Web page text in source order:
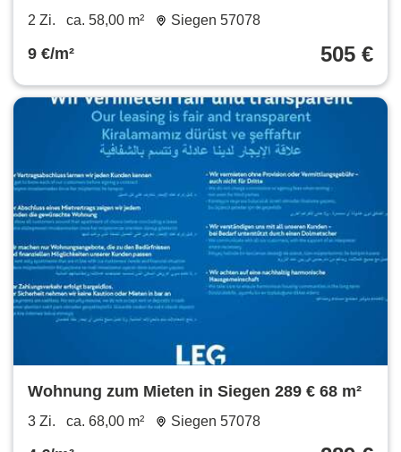
2 Zi. ca. 58,00 m² Siegen 57078
9 €/m² 505 €
Wohnung zum Mieten in Siegen 289 € 68 m²
3 Zi. ca. 68,00 m² Siegen 57078